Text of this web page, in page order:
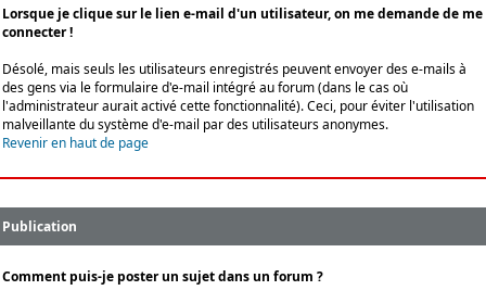
Lorsque je clique sur le lien e-mail d'un utilisateur, on me demande de me
connecter !
Désolé, mais seuls les utilisateurs enregistrés peuvent envoyer des e-mails à
des gens via le formulaire d'e-mail intégré au forum (dans le cas où
l'administrateur aurait activé cette fonctionnalité). Ceci, pour éviter l'utilisation
malveillante du système d'e-mail par des utilisateurs anonymes.
Revenir en haut de page
Publication
Comment puis-je poster un sujet dans un forum ?